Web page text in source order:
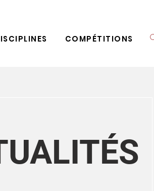
COMPÉTITIONS